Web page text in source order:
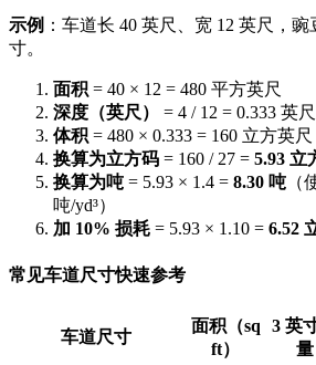
示例 ：车道长 40 英尺、宽 12 英尺，
寸。
面积 = 40 × 12 = 480 平方英尺
深度（英尺）
= 4 / 12 = 0.333 英尺
体积 = 480 × 0.333 = 160 立方英尺
换算为立方码 = 160 / 27 = 5.93 立
换算为吨 = 5.93 × 1.4 = 8.30 吨 （
吨/yd³）
加 10% 损耗 = 5.93 × 1.10 = 6.52
常见车道尺寸快速参考
车道尺寸
面积（sq
ft）
3 英
量